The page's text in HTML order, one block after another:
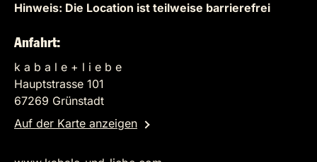
Hinweis: Die Location ist teilweise barrierefrei
Anfahrt:
k a b a l e + l i e b e
Hauptstrasse 101
67269 Grünstadt
Auf der Karte anzeigen